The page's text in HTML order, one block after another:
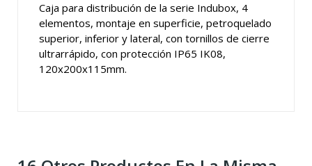
Caja para distribución de la serie Indubox, 4
elementos, montaje en superficie, petroquelado
superior, inferior y lateral, con tornillos de cierre
ultrarrápido, con protección IP65 IK08,
120x200x115mm.